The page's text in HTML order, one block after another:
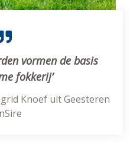
vormen de basis
fokkerij’
Knoef uit Geesteren